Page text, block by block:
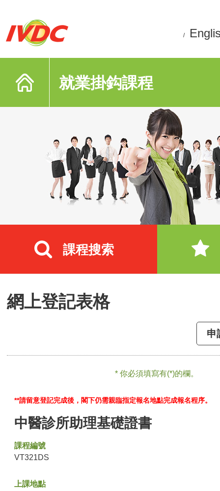
/
就業掛鈎課程
課程搜索
網上登記表格
申
* 你必須填寫有(*)的欄。
**請留意登記完成後，閣下仍需親臨指定報名地點完成報名程序。
中醫診所助理基礎證書
課程編號
VT321DS
上課地點